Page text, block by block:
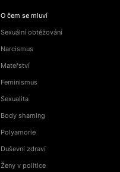
O čem se mluví
Sexuální obtěžování
Narcismus
Mateřství
Feminismus
Sexualita
Body shaming
Polyamorie
Duševní zdraví
Ženy v politice